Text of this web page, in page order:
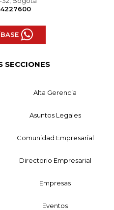
4227600
SECCIONES
Alta Gerencia
Asuntos Legales
Comunidad Empresarial
Directorio Empresarial
Empresas
Eventos